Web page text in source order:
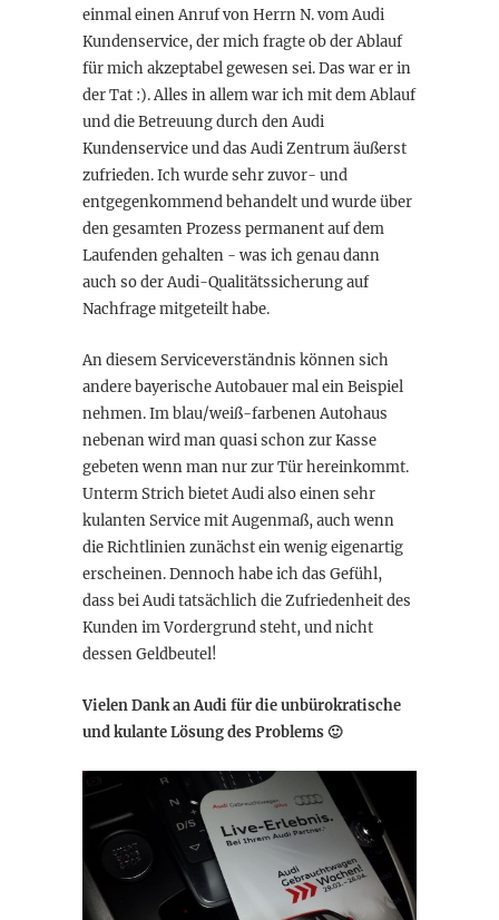
einmal einen Anruf von Herrn N. vom Audi
Kundenservice, der mich fragte ob der Ablauf
für mich akzeptabel gewesen sei. Das war er in
der Tat :). Alles in allem war ich mit dem Ablauf
und die Betreuung durch den Audi
Kundenservice und das Audi Zentrum äußerst
zufrieden. Ich wurde sehr zuvor- und
entgegenkommend behandelt und wurde über
den gesamten Prozess permanent auf dem
Laufenden gehalten - was ich genau dann
auch so der Audi-Qualitätssicherung auf
Nachfrage mitgeteilt habe.
An diesem Serviceverständnis können sich
andere bayerische Autobauer mal ein Beispiel
nehmen. Im blau/weiß-farbenen Autohaus
nebenan wird man quasi schon zur Kasse
gebeten wenn man nur zur Tür hereinkommt.
Unterm Strich bietet Audi also einen sehr
kulanten Service mit Augenmaß, auch wenn
die Richtlinien zunächst ein wenig eigenartig
erscheinen. Dennoch habe ich das Gefühl,
dass bei Audi tatsächlich die Zufriedenheit des
Kunden im Vordergrund steht, und nicht
dessen Geldbeutel!
Vielen Dank an Audi für die unbürokratische
und kulante Lösung des Problems 🙂